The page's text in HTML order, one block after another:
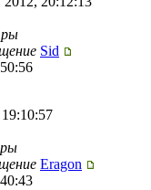
Sid
Eragon